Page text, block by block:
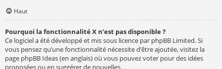
Haut
Pourquoi la fonctionnalité X n’est pas disponible ?
Ce logiciel a été développé et mis sous licence par phpBB Limited. Si
vous pensez qu’une fonctionnalité nécessite d’être ajoutée, visitez la
page phpBB Ideas(en anglais) où vous pouvez voter pour des idées
proposées ou en suggérer de nouvelles.